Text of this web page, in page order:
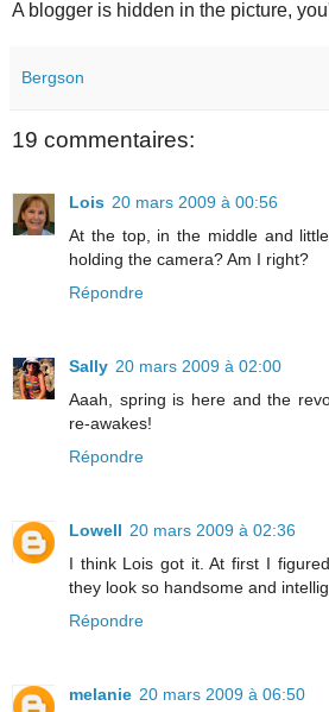
A blogger is hidden in the picture,
Bergson
19 commentaires:
Lois 20 mars 2009 à 00:56
At the top, in the middle and
holding the camera? Am I right?
Répondre
Sally 20 mars 2009 à 02:00
Aaah, spring is here and the
re-awakes!
Répondre
Lowell 20 mars 2009 à 02:36
I think Lois got it. At first I
they look so handsome and
Répondre
melanie 20 mars 2009 à 06:50